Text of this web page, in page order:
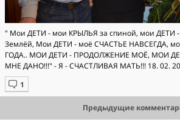
" Мои ДЕТИ - мои КРЫЛЬЯ за спиной, мои ДЕТИ
Землёй, Мои ДЕТИ - моё СЧАСТЬЕ НАВСЕГДА,
ГОДА.. МОИ ДЕТИ - ПРОДОЛЖЕНИЕ МОЁ, МОИ
МНЕ ДАНО!!!" - Я - СЧАСТЛИВАЯ МАТЬ!!! 18. 02.
Предыдущие